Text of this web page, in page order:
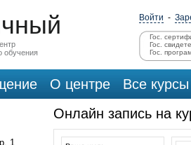
обучения
Войти -
Гос.
Гос.
Гос.
О центре
Все курсы
1
Онлайн запись на